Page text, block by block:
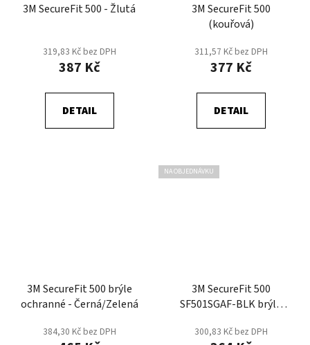
3M SecureFit 500 - Žlutá
319,83 Kč bez DPH
387 Kč
DETAIL
3M SecureFit 500
(kouřová)
311,57 Kč bez DPH
377 Kč
DETAIL
3M SecureFit 500 brýle
ochranné - Černá/Zelená
384,30 Kč bez DPH
NA OBJEDNÁVKU
3M SecureFit 500
SF501SGAF-BLK brýle
300,83 Kč bez DPH